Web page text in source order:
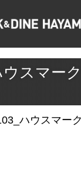
ウスマー
ハウスマー